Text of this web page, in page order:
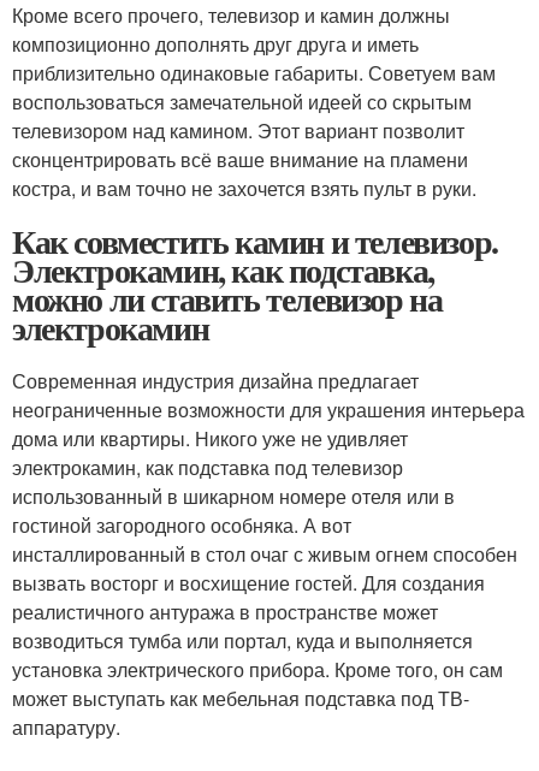
Кроме всего прочего, телевизор и камин должны
композиционно дополнять друг друга и иметь
приблизительно одинаковые габариты. Советуем вам
воспользоваться замечательной идеей со скрытым
телевизором над камином. Этот вариант позволит
сконцентрировать всё ваше внимание на пламени
костра, и вам точно не захочется взять пульт в руки.
Как совместить камин и телевизор.
Электрокамин, как подставка,
можно ли ставить телевизор на
электрокамин
Современная индустрия дизайна предлагает
неограниченные возможности для украшения интерьера
дома или квартиры. Никого уже не удивляет
электрокамин, как подставка под телевизор
использованный в шикарном номере отеля или в
гостиной загородного особняка. А вот
инсталлированный в стол очаг с живым огнем способен
вызвать восторг и восхищение гостей. Для создания
реалистичного антуража в пространстве может
возводиться тумба или портал, куда и выполняется
установка электрического прибора. Кроме того, он сам
может выступать как мебельная подставка под ТВ-
аппаратуру.